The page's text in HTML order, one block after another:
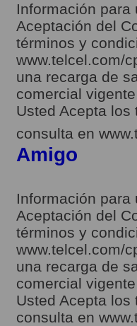
Información para
Aceptación del
términos y
www.telcel.com/
una recarga de
comercial
Usted Acepta
consulta en
Amigo
Información para
Aceptación del
términos y
www.telcel.com/
una recarga de
comercial
Usted Acepta
consulta en